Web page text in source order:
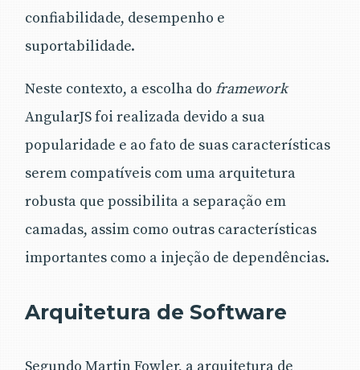
confiabilidade, desempenho e
suportabilidade.
Neste contexto, a escolha do framework
AngularJS foi realizada devido a sua
popularidade e ao fato de suas características
serem compatíveis com uma arquitetura
robusta que possibilita a separação em
camadas, assim como outras características
importantes como a injeção de dependências.
Arquitetura de Software
Segundo Martin Fowler, a arquitetura de